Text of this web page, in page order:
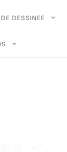
DESSINEE